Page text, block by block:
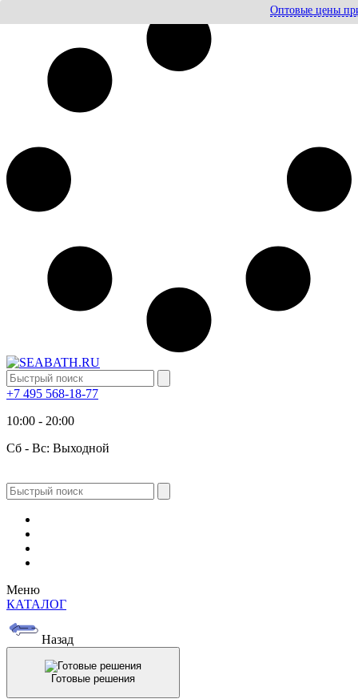
+7 495 568-18-77
10:00 - 20:00
Сб - Вс: Выходной
Меню
КАТАЛОГ
Назад
Готовые решения
Оптовые цены